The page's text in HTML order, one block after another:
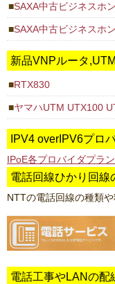
SAXA中古ビジネスホ
SAXA中古ビジネスホ
新品VNPルータ
RTX830
ヤマハUTM UTX100
IPV4 overIPV6プロ
IPoE各プロバイダプラ
電話回線ひかり回線
NTTの電話回線の種類
電話工事やLANの配